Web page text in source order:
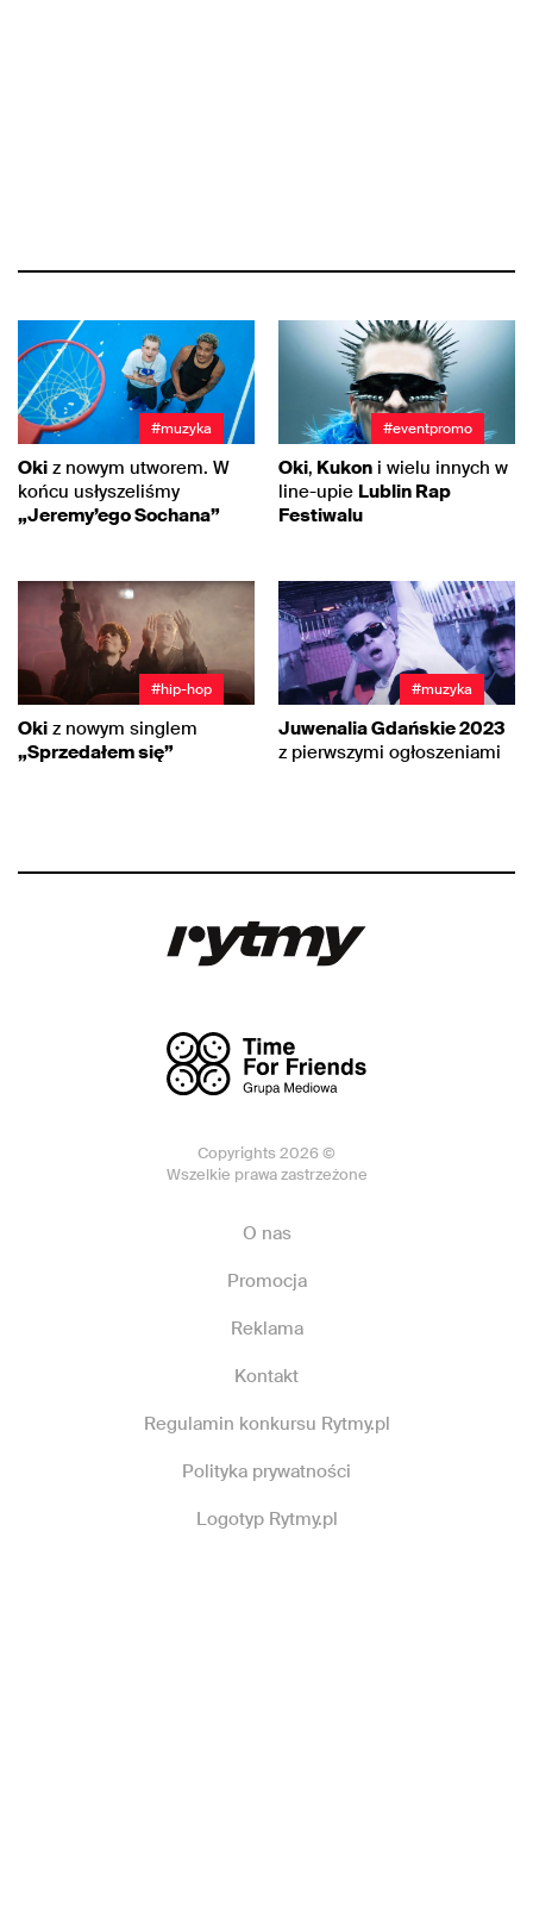
#muzyka
Oki z nowym utworem. W
końcu usłyszeliśmy
„Jeremy’ego Sochana”
#eventpromo
Oki, Kukon i wielu innych w
line-upie Lublin Rap
Festiwalu
#hip-hop
Oki z nowym singlem
„Sprzedałem się”
#muzyka
Juwenalia Gdańskie 2023
z pierwszymi ogłoszeniami
Copyrights 2026 ©
Wszelkie prawa zastrzeżone
O nas
Promocja
Reklama
Kontakt
Regulamin konkursu Rytmy.pl
Polityka prywatności
Logotyp Rytmy.pl